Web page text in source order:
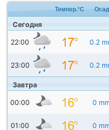
Темпер.°C
Сегодня
22:00 0.2
23:00 0.2
Завтра
00:00 0
01:00 0